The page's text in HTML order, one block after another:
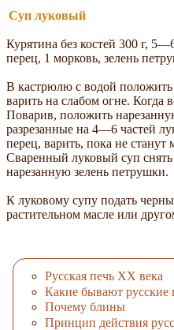
Суп луковый
Курятина без костей 300 г,
перец, 1 морковь, зелень
В кастрюлю с водой
варить на слабом огне. Когда
Поварив, положить
разрезанные на 4—6 частей
перец, варить, пока не
Сваренный луковый суп
нарезанную зелень петрушки.
К луковому супу подать
растительном масле или
Русская печь XX века
Какие бывают русские
Почему блины
Принцип действия